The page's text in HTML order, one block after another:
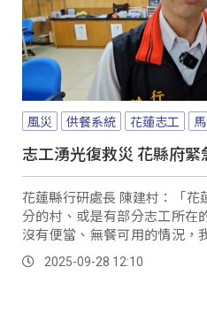
風災 供餐系統 花蓮志工
志工湧光復救災 花縣府
花蓮縣行研處長 陳建村：「花
分的村、或是有部分志工所在
沒有便當、無餐可用的情況，
餐供便當，採用三個系統：1.村
2025-09-28 12:10